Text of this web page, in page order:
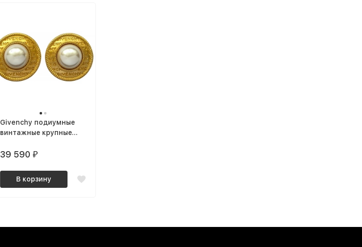
Givenchy подиумные
винтажные крупные
жемчугом
39 590 ₽
В корзину